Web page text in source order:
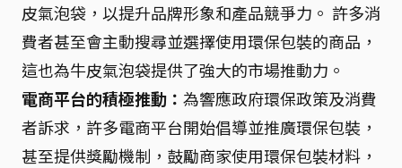
皮氣泡袋，以提升品牌形象和產品競爭力。 許多消
費者甚至會主動搜尋並選擇使用環保包裝的商品，
這也為牛皮氣泡袋提供了強大的市場推動力。
電商平台的積極推動： 為響應政府環保政策及消費
者訴求，許多電商平台開始倡導並推廣環保包裝，
甚至提供獎勵機制，鼓勵商家使用環保包裝材料，